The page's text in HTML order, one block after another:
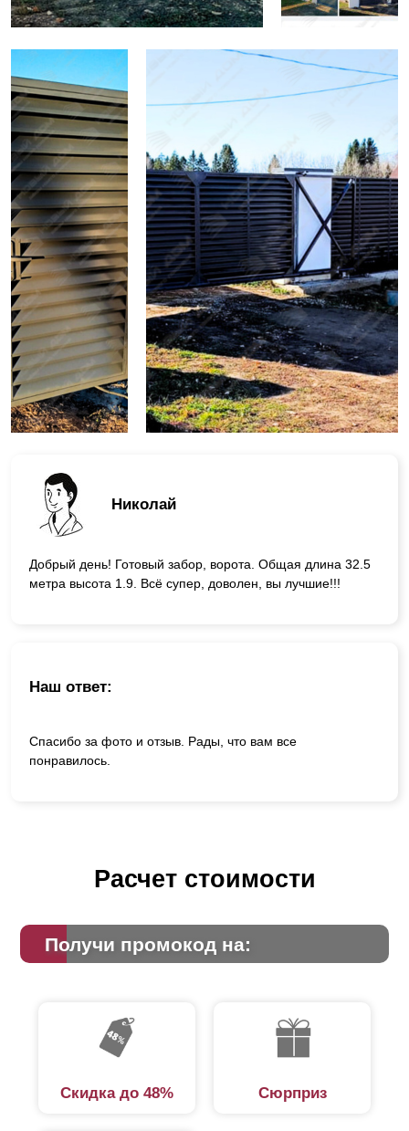
Николай
Добрый день! Готовый забор, ворота. Общая длина 32.5
метра высота 1.9. Всё супер, доволен, вы лучшие!!!
Наш ответ:
Спасибо за фото и отзыв. Рады, что вам все
понравилось.
Расчет стоимости
Получи промокод на:
Скидка до 48% Сюрприз